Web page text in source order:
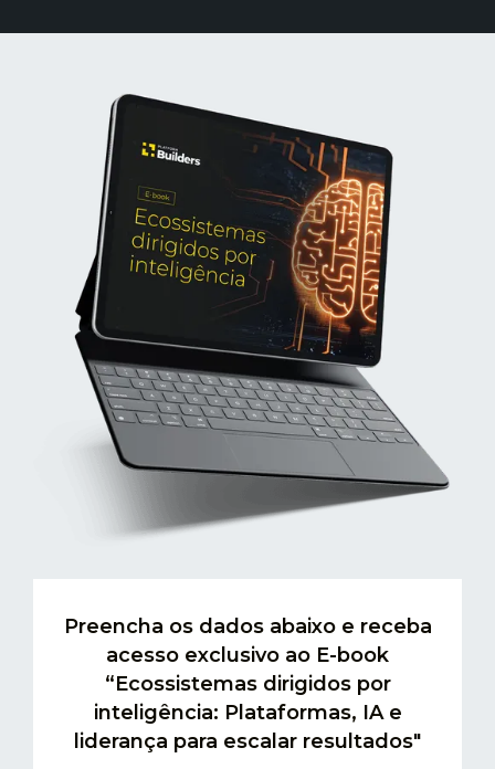
Preencha os dados abaixo e receba
acesso exclusivo ao E-book
“Ecossistemas dirigidos por
inteligência: Plataformas, IA e
liderança para escalar resultados"